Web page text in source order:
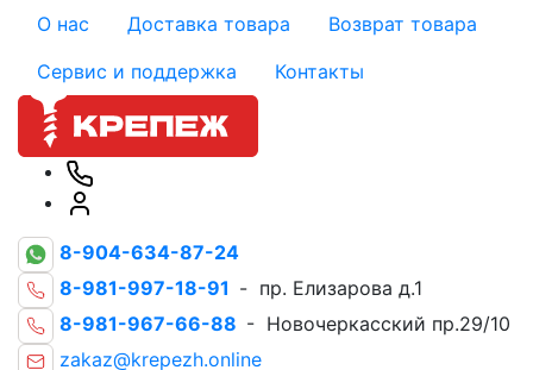
О нас Доставка товара
Возврат товара
Сервис и поддержка
Контакты
8-904-634-87-24
8-981-997-18-91 - пр. Елизарова д.1
8-981-967-66-88 - Новочеркасский пр.29/10
zakaz@krepezh.online